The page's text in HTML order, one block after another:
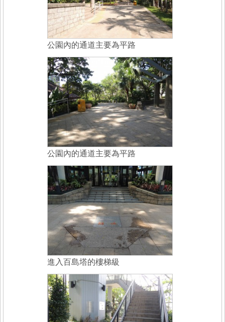
公園內的通道主要為平路
公園內的通道主要為平路
進入百島塔的樓梯級